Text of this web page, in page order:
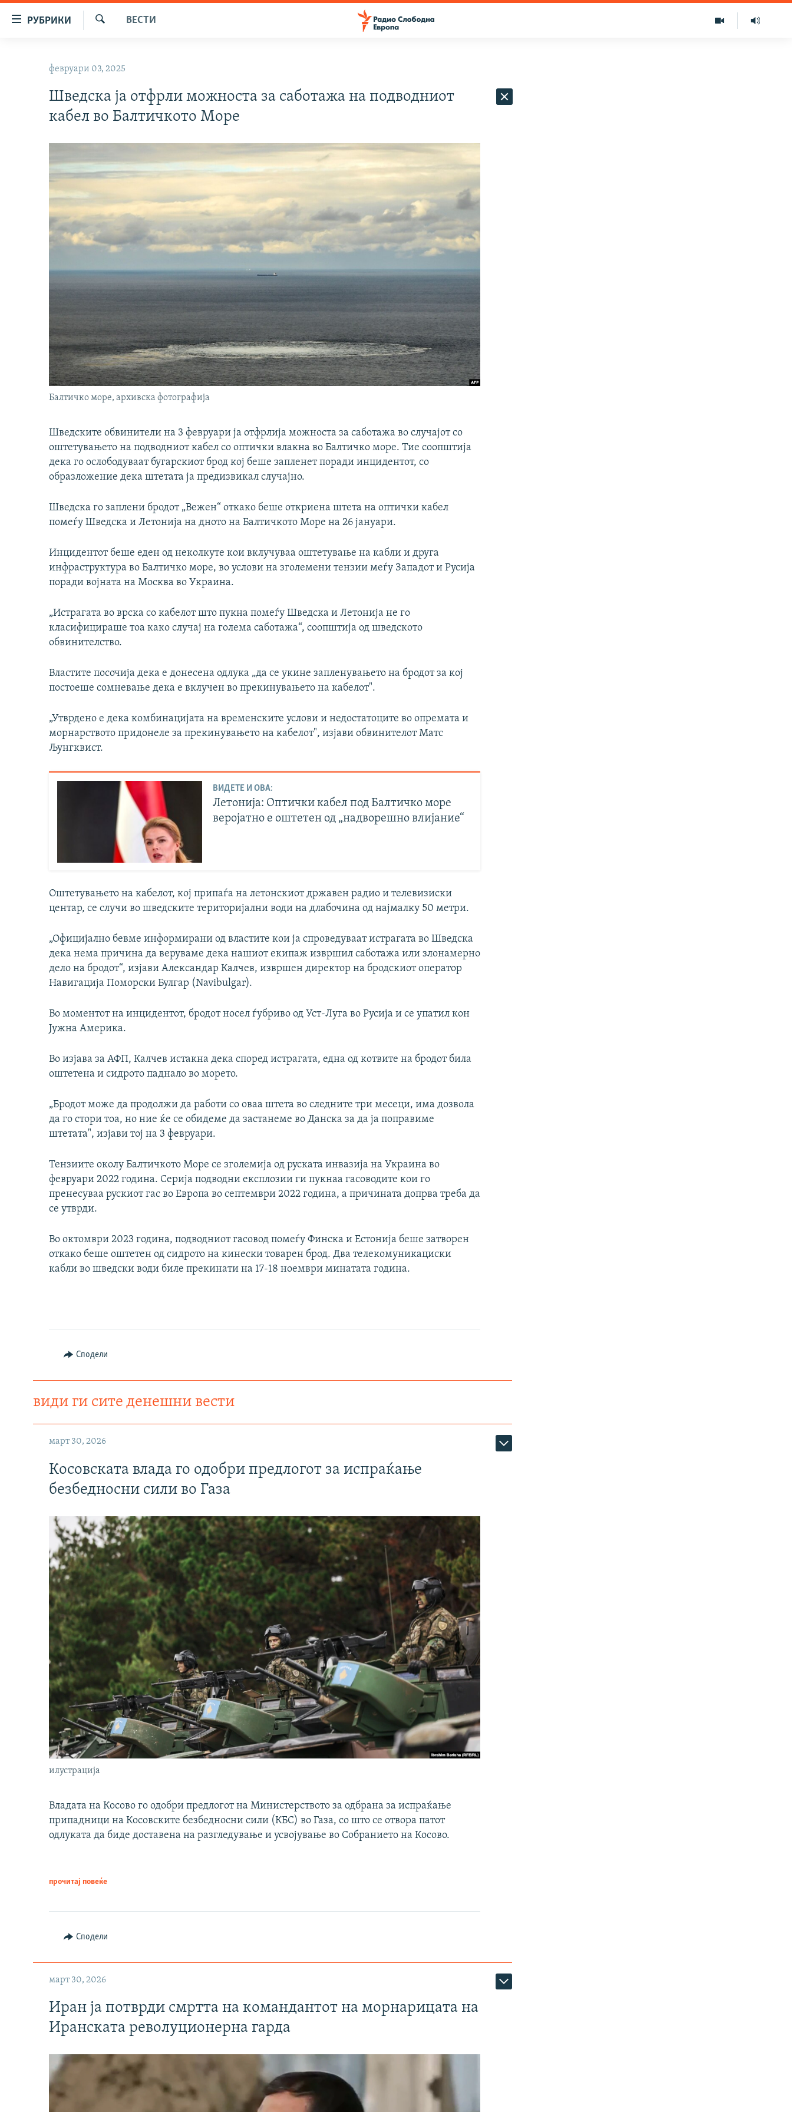
содржината
пребарување
РУБРИКИ
ПРИЈАВИ СЕ ЗА ЊУЗЛЕТЕР
ПОДКАСТ ЗОШТО?
ВЕСТИ
февруари 03, 2025
Шведска ја отфрли можноста за саботажа на подводниот
кабел во Балтичкото Море
Балтичко море, архивска фотографија
Шведските обвинители на 3 февруари ја отфрлија можноста за саботажа во случајот со
оштетувањето на подводниот кабел со оптички влакна во Балтичко море. Тие соопштија
дека го ослободуваат бугарскиот брод кој беше запленет поради инцидентот, со
образложение дека штетата ја предизвикал случајно.
Шведска го заплени бродот „Вежен“ откако беше откриена штета на оптички кабел
помеѓу Шведска и Летонија на дното на Балтичкото Море на 26 јануари.
Инцидентот беше еден од неколкуте кои вклучуваа оштетување на кабли и друга
инфраструктура во Балтичко море, во услови на зголемени тензии меѓу Западот и Русија
поради војната на Москва во Украина.
„Истрагата во врска со кабелот што пукна помеѓу Шведска и Летонија не го
класифицираше тоа како случај на голема саботажа“, соопштија од шведското
обвинителство.
Властите посочија дека е донесена одлука „да се укине запленувањето на бродот за кој
постоеше сомневање дека е вклучен во прекинувањето на кабелот".
„Утврдено е дека комбинацијата на временските услови и недостатоците во опремата и
морнарството придонеле за прекинувањето на кабелот", изјави обвинителот Матс
Љунгквист.
ВИДЕТЕ И ОВА:
Летонија: Оптички кабел под Балтичко море
веројатно е оштетен од „надворешно влијание“
Оштетувањето на кабелот, кој припаѓа на летонскиот државен радио и телевизиски
центар, се случи во шведските територијални води на длабочина од најмалку 50 метри.
„Официјално бевме информирани од властите кои ја спроведуваат истрагата во Шведска
дека нема причина да веруваме дека нашиот екипаж извршил саботажа или злонамерно
дело на бродот“, изјави Александар Калчев, извршен директор на бродскиот оператор
Навигација Поморски Булгар (Navibulgar).
Во моментот на инцидентот, бродот носел ѓубриво од Уст-Луга во Русија и се упатил кон
Јужна Америка.
Во изјава за АФП, Калчев истакна дека според истрагата, една од котвите на бродот била
оштетена и сидрото паднало во морето.
„Бродот може да продолжи да работи со оваа штета во следните три месеци, има дозвола
да го стори тоа, но ние ќе се обидеме да застанеме во Данска за да ја поправиме
штетата", изјави тој на 3 февруари.
Тензиите околу Балтичкото Море се зголемија од руската инвазија на Украина во
февруари 2022 година. Серија подводни експлозии ги пукнаа гасоводите кои го
пренесуваа рускиот гас во Европа во септември 2022 година, а причината допрва треба да
се утврди.
Во октомври 2023 година, подводниот гасовод помеѓу Финска и Естонија беше затворен
откако беше оштетен од сидрото на кинески товарен брод. Два телекомуникациски
кабли во шведски води биле прекинати на 17-18 ноември минатата година.
Сподели
види ги сите денешни вести
март 30, 2026
Косовската влада го одобри предлогот за испраќање
безбедносни сили во Газа
илустрација
Владата на Косово го одобри предлогот на Министерството за одбрана за испраќање
припадници на Косовските безбедносни сили (КБС) во Газа, со што се отвора патот
одлуката да биде доставена на разгледување и усвојување во Собранието на Косово.
прочитај повеќе
Сподели
март 30, 2026
Иран ја потврди смртта на командантот на морнарицата на
Иранската револуционерна гарда